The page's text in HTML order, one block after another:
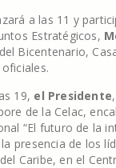
a las 11 y
Estratégicos,
Bicentenario,
19, el Presidente
de la Celac,
“El futuro de la
presencia de los
Caribe, en el